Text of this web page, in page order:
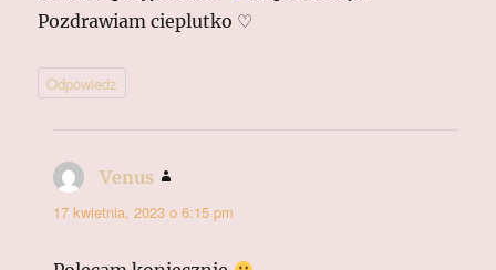
Pozdrawiam cieplutko ♡
Odpowiedz
Venus
17 kwietnia, 2023 o 6:15 pm